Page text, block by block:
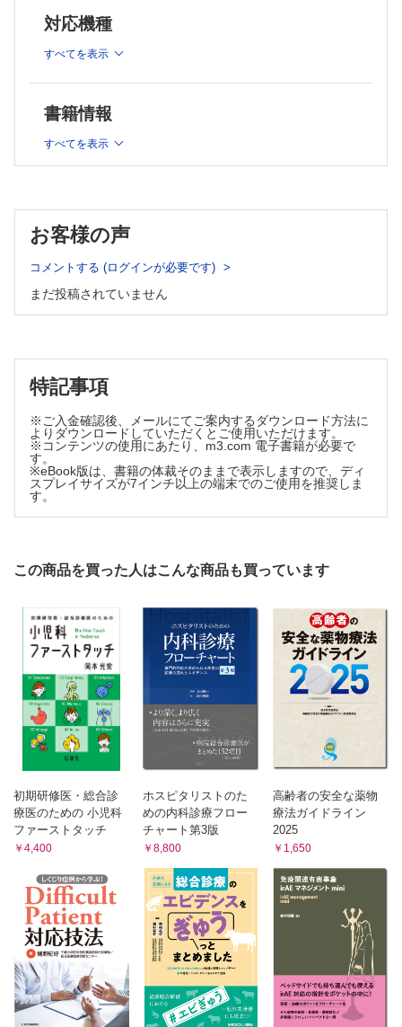
緊急入院するまで話を先延ばしにしていませんか?
病院だからって，言い方ってもんがあるでしょ
ん，とは言わせない！
26 意思決定支援
意思決定は誰のもの？
27 臨床倫理4分割カンファレンス
大事な決定を医師の独りよがりでしないために
29 病院と地域をつなぐ退院支援
30 訪問診療
31 主治医意見書の書き方
主治医意見書をマンネリで書いていませんか?
33 地域包括ケア病棟
病院家庭医と地域包括ケア病棟はベストマッチだ！
高齢者の主病名以外もみていますか? 高齢者の再入院予防して
いますか?
Ⅱ章 病院管理×家庭医の特性
08 経営
09 臨床研究
診療ガイドラインを鵜呑みにしない一歩進んだエビデンスの活
用
11 医学教育
家庭医療教育のセンターはコミュニティホスピタルこそ最適だ
Ⅲ章 common disease診療に家庭医療の＋α
12 リハビリテーション
病原体の制圧ではなく，家族や同僚，地域も守るという視点で
ただ栄養を入れればいいってもんじゃない
15 高齢者肺炎
誤嚥性肺炎の専門家は誰なのか?
16 ポリファーマシー
いのか
18 認知症
19 せん妄
せん妄にセレネース それで終わり?
20 アルコール
アルコール依存症の主治医，自信をもってできますか?
21 高齢者うつ
意欲のない高齢者にできることは?
Ⅳ章 病院におけるケアと支援
22 values based practice
23 ACP
緊急入院するまで話を先延ばしにしていませんか?
24 bad news tellingのスキル
25 緩和ケア
緩和ケア医じゃないし終末期のトータルマネジメントなんてで
きません，とは言わせない！
26 意思決定支援
意思決定は誰のもの？
27 臨床倫理4分割カンファレンス
大事な決定を医師の独りよがりでしないために
28 周辺化された人々へのケア
対応機種
すべてを表示
書籍情報
すべてを表示
お客様の声
コメントする (ログインが必要です)
まだ投稿されていません
特記事項
※ご入金確認後、メールにてご案内するダウンロード方法に
よりダウンロードしていただくとご使用いただけます。
※コンテンツの使用にあたり、m3.com 電子書籍が必要で
す。
※eBook版は、書籍の体裁そのままで表示しますので、ディ
スプレイサイズが7インチ以上の端末でのご使用を推奨しま
す。
この商品を買った人はこんな商品も買っています
初期研修医・総合診
療医のための 小児科
ファーストタッチ
￥4,400
ホスピタリストのた
めの内科診療フロー
チャート第3版
￥8,800
高齢者の安全な薬物
療法ガイドライン
2025
￥1,650